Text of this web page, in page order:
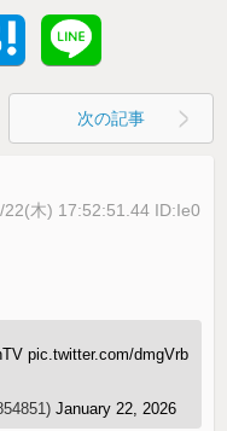
次の記事
22(木) 17:52:51.44 ID:Ie0
pic.twitter.com/dmgVrb
January 22, 2026